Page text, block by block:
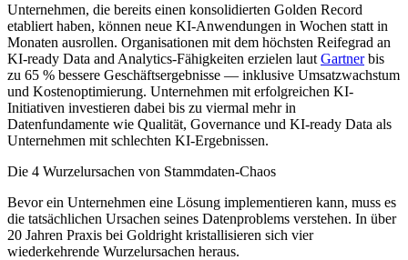
Unternehmen, die bereits einen konsolidierten Golden Record
etabliert haben, können neue KI-Anwendungen in Wochen statt in
Monaten ausrollen. Organisationen mit dem höchsten Reifegrad an
KI-ready Data and Analytics-Fähigkeiten erzielen laut Gartnerbis
zu 65 % bessere Geschäftsergebnisse — inklusive Umsatzwachstum
und Kostenoptimierung. Unternehmen mit erfolgreichen KI-
Initiativen investieren dabei bis zu viermal mehr in
Datenfundamente wie Qualität, Governance und KI-ready Data als
Unternehmen mit schlechten KI-Ergebnissen.
Die 4 Wurzelursachen von Stammdaten-Chaos
Bevor ein Unternehmen eine Lösung implementieren kann, muss es
die tatsächlichen Ursachen seines Datenproblems verstehen. In über
20 Jahren Praxis bei Goldright kristallisieren sich vier
wiederkehrende Wurzelursachen heraus.